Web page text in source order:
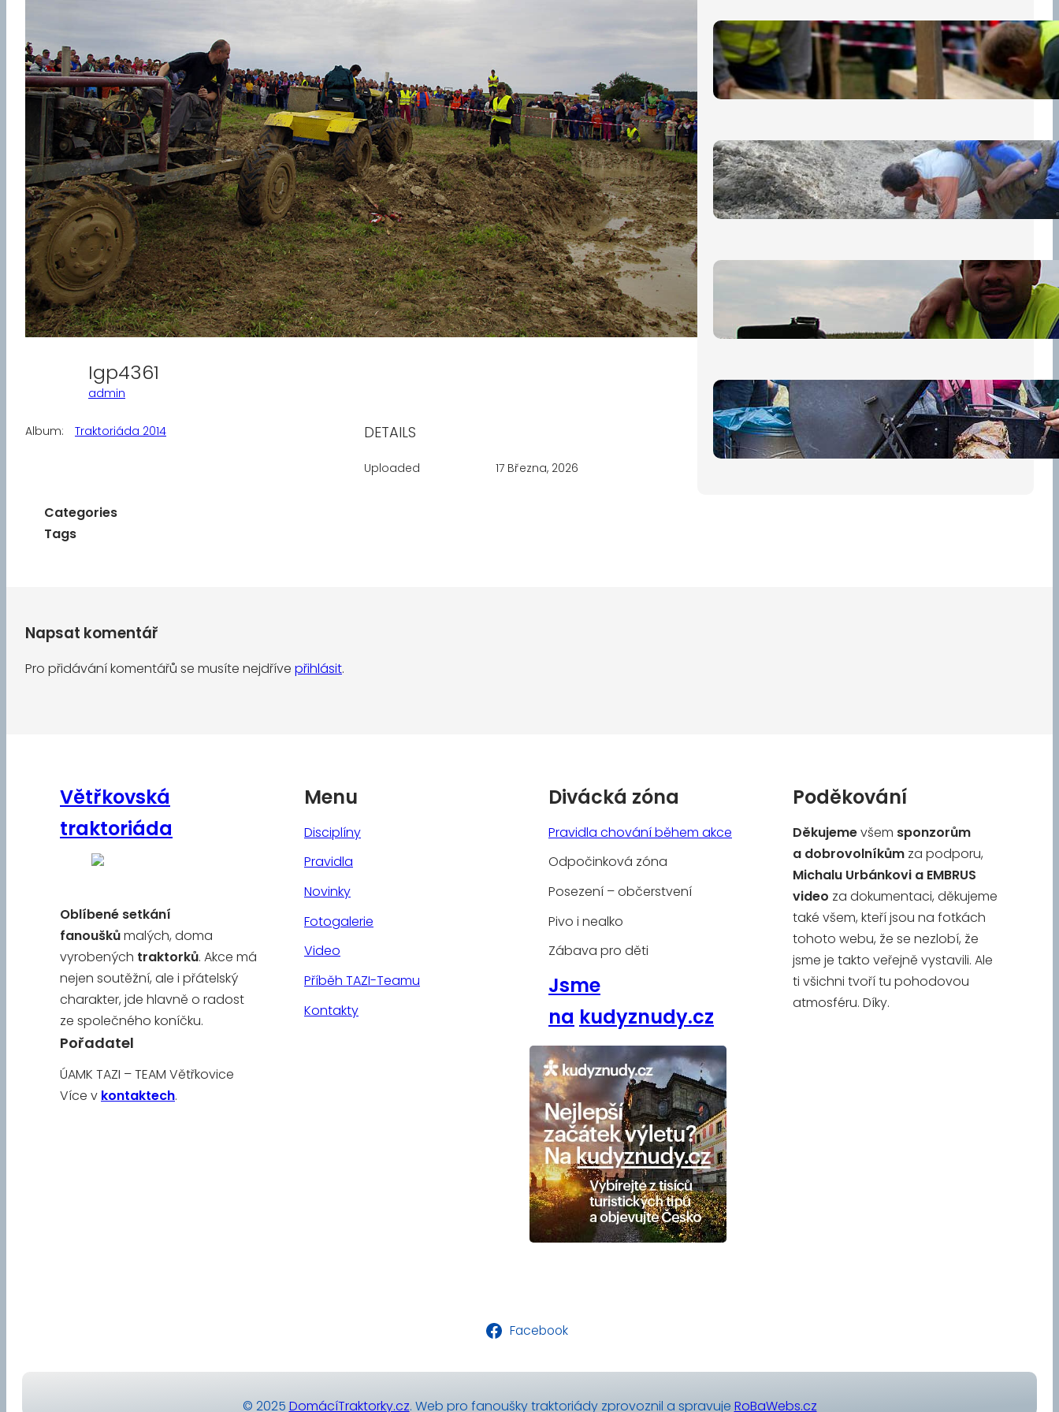
Igp4361
admin
Album: Traktoriáda 2014 DETAILS
Uploaded 17 Března, 2026
Categories
Tags
Nová pravidla pro účastníky
13 července, 2026
„Prase za prase“: Kdo doběhne
první, vyhraje!
30 června, 2026
Bezpečnost na prvním místě
15 května, 2026
Pro diváky
30 dubna, 2026
Napsat komentář
Pro přidávání komentářů se musíte nejdříve přihlásit.
Větřkovská
traktoriáda
Oblíbené setkání
fanouškůmalých, doma
vyrobených traktorků. Akce má
nejen soutěžní, ale i přátelský
charakter, jde hlavně o radost
ze společného koníčku.
Pořadatel
ÚAMK TAZI – TEAM Větřkovice
Více v kontaktech.
Menu
Disciplíny
Pravidla
Novinky
Fotogalerie
Video
Příběh TAZI-Teamu
Kontakty
Divácká zóna
Pravidla chování během akce
Odpočinková zóna
Posezení – občerstvení
Pivo i nealko
Zábava pro děti
Jsme
na kudyznudy.cz
Poděkování
Děkujemevšem sponzorům
a dobrovolníkům za podporu,
Michalu Urbánkovi a EMBRUS
video za dokumentaci, děkujeme
také všem, kteří jsou na fotkách
tohoto webu, že se nezlobí, že
jsme je takto veřejně vystavili. Ale
ti všichni tvoří tu pohodovou
atmosféru. Díky.
Facebook
© 2025 DomácíTraktorky.cz. Web pro fanoušky traktoriády zprovoznil a spravuje RoBaWebs.cz